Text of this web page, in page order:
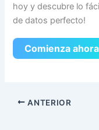
hoy y descubre lo
de datos perfecto!
Comienza ahora
ANTERIOR